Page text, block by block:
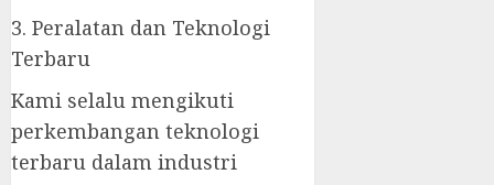
3. Peralatan dan Teknologi
Terbaru
Kami selalu mengikuti
perkembangan teknologi
terbaru dalam industri